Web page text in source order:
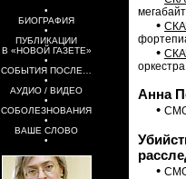
•
БИОГРАФИЯ
•
ПУБЛИКАЦИИ
В «НОВОЙ ГАЗЕТЕ»
•
СОБЫТИЯ ПОСЛЕ…
•
АУДИО / ВИДЕО
•
СОБОЛЕЗНОВАНИЯ
•
ВАШЕ СЛОВО
•
•
•
Анна
•
•